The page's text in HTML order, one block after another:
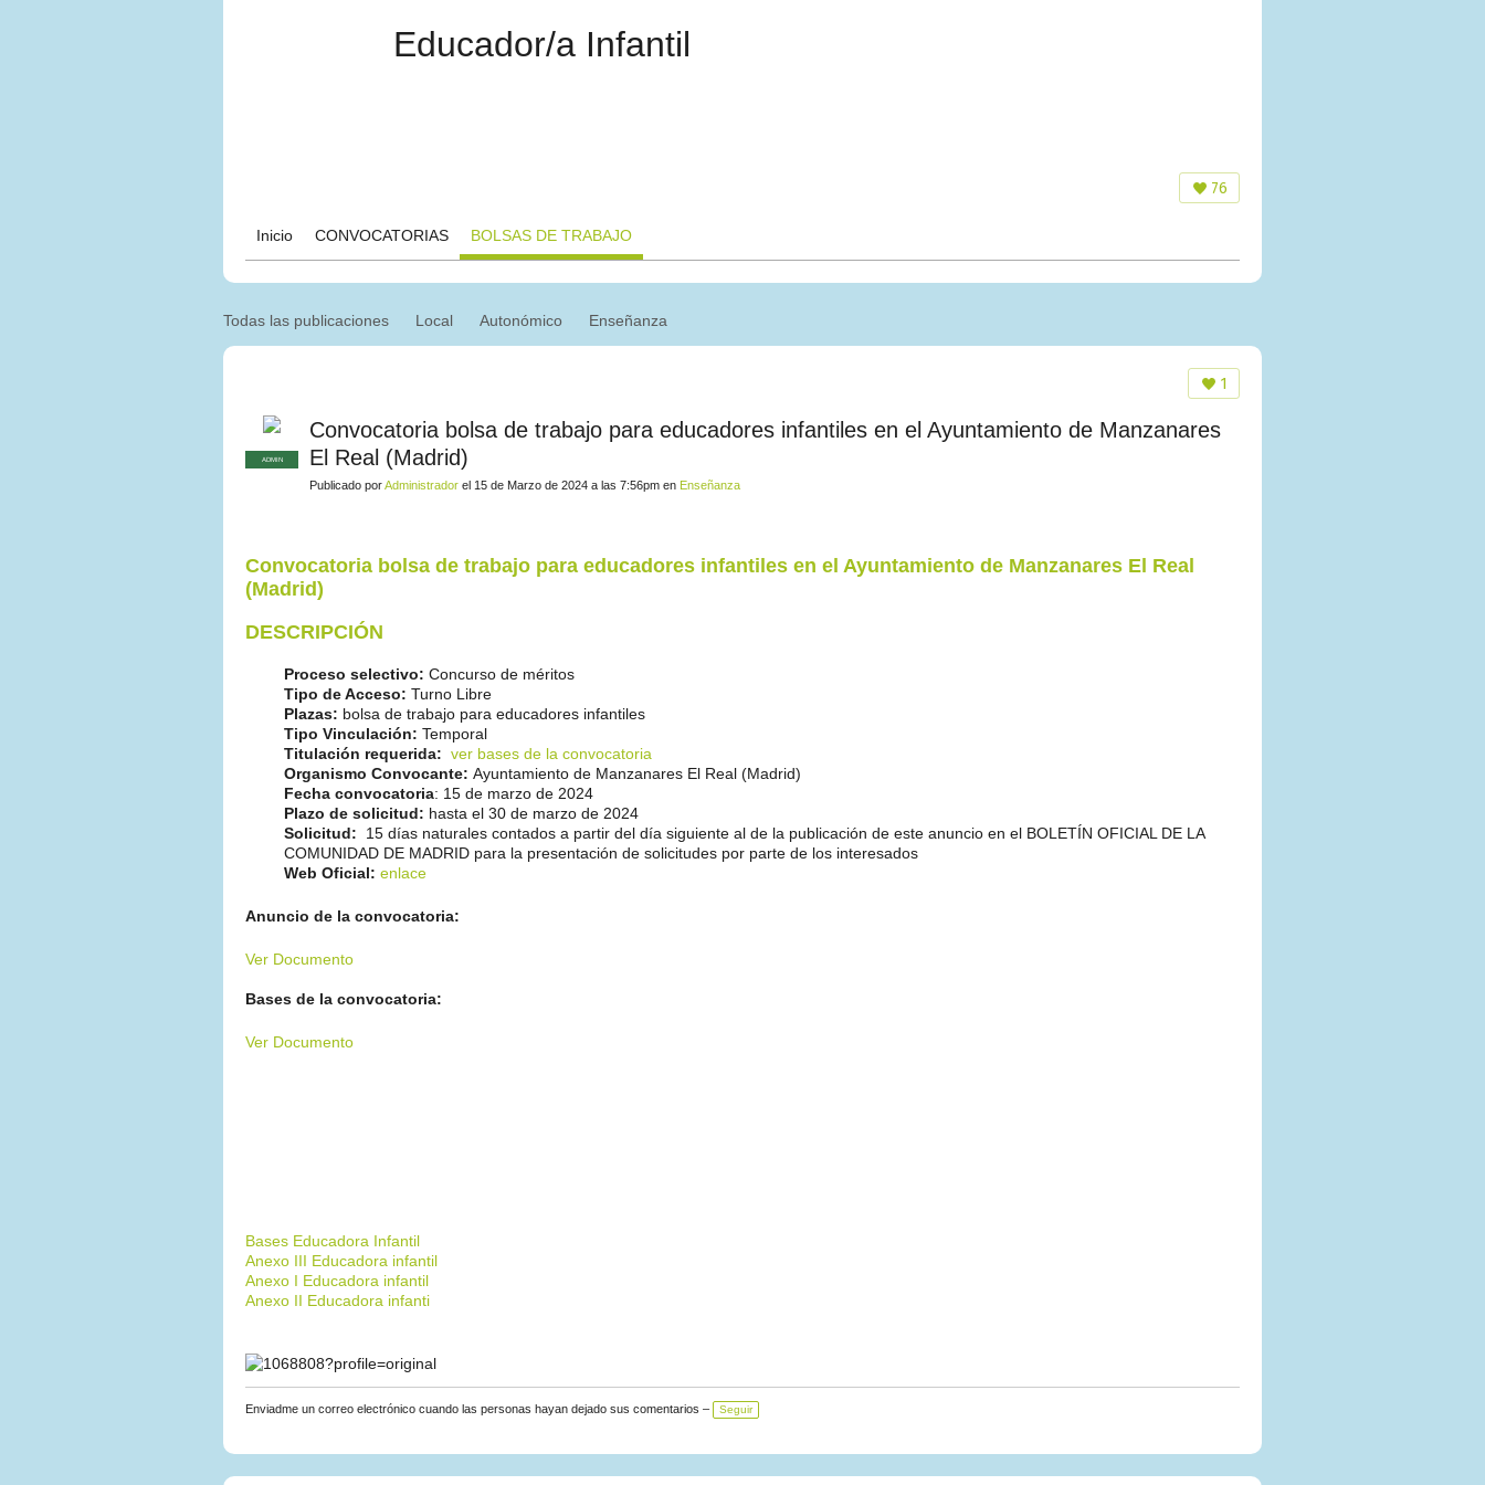
Educador/a Infantil
76
Inicio CONVOCATORIAS BOLSAS DE TRABAJO
Todas las publicaciones Local Autonómico Enseñanza
1
ADMIN
Convocatoria bolsa de trabajo para educadores infantiles en el Ayuntamiento de Manzanares
El Real (Madrid)
Publicado porAdministrador el 15 de Marzo de 2024 a las 7:56pm en Enseñanza
Convocatoria bolsa de trabajo para educadores infantiles en el Ayuntamiento de Manzanares El Real
(Madrid)
DESCRIPCIÓN
Proceso selectivo: Concurso de méritos
Tipo de Acceso: Turno Libre
Plazas: bolsa de trabajo para educadores infantiles
Tipo Vinculación: Temporal
Titulación requerida: ver bases de la convocatoria
Organismo Convocante: Ayuntamiento de Manzanares El Real (Madrid)
Fecha convocatoria: 15 de marzo de 2024
Plazo de solicitud: hasta el 30 de marzo de 2024
Solicitud:
15 días naturales contados a partir del día siguiente al de la publicación de este anuncio en el BOLETÍN OFICIAL DE LA
COMUNIDAD DE MADRID para la presentación de solicitudes por parte de los interesados
Web Oficial: enlace
Anuncio de la convocatoria:
Ver Documento
Bases de la convocatoria:
Ver Documento
Bases Educadora Infantil
Anexo III Educadora infantil
Anexo I Educadora infantil
Anexo II Educadora infanti
Enviadme un correo electrónico cuando las personas hayan dejado sus comentarios – Seguir